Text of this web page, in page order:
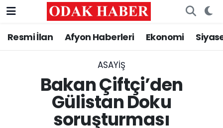
Resmi İlan Afyon Haberleri Ekonomi
ASAYİŞ
Bakan Çiftçi’den
Gülistan Doku
soruşturması
AFYONKARAHİSAR HABERLERİ
ASAYİŞ
GÜNCEL
Nöbetçi Eczaneler
Trafik Durumu
Süper Lig Puan Durumu ve Fikstür